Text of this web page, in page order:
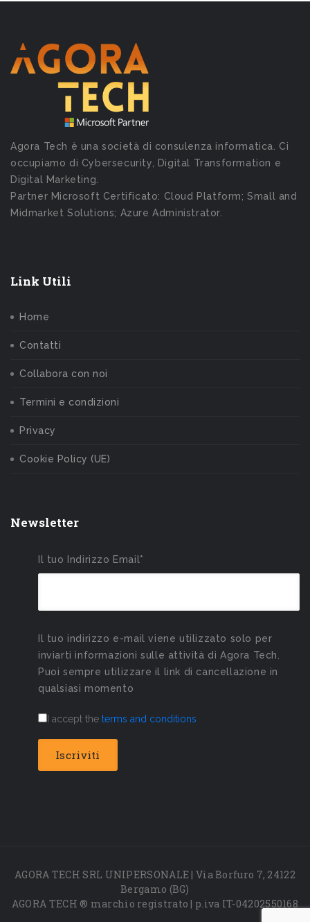
Agora Tech è una società di consulenza informatica. Ci
occupiamo di Cybersecurity, Digital Transformation e
Digital Marketing.
Partner Microsoft Certificato: Cloud Platform; Small and
Midmarket Solutions; Azure Administrator.
Link Utili
Home
Contatti
Collabora con noi
Termini e condizioni
Privacy
Cookie Policy (UE)
Newsletter
Il tuo Indirizzo Email*
Il tuo indirizzo e-mail viene utilizzato solo per
inviarti informazioni sulle attività di Agora Tech.
Puoi sempre utilizzare il link di cancellazione in
qualsiasi momento
I accept the terms and conditions
AGORA TECH SRL UNIPERSONALE | Via Borfuro 7, 24122
Bergamo (BG)
AGORA TECH ® marchio registrato | p.iva IT-04202550168